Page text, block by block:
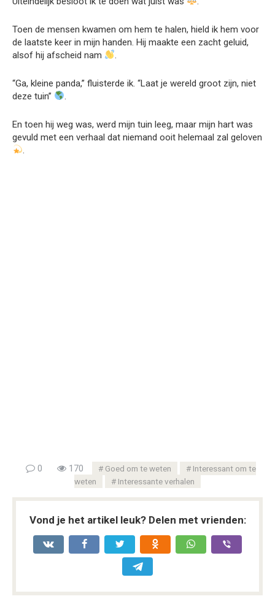
Toen de mensen kwamen om hem te halen, hield ik hem voor
de laatste keer in mijn handen. Hij maakte een zacht geluid,
alsof hij afscheid nam
“Ga, kleine panda,” fluisterde ik. “Laat je wereld groot zijn, niet
deze tuin”
En toen hij weg was, werd mijn tuin leeg, maar mijn hart was
gevuld met een verhaal dat niemand ooit helemaal zal geloven
0 170 Goed om te weten
Interessant om te
weten
Interessante verhalen
Vond je het artikel leuk? Delen met vrienden: